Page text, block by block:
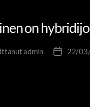
on
admin 22/